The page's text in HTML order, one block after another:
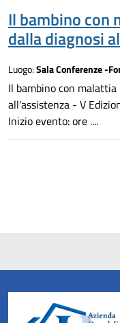
Il bambino con
dalla diagnosi
Luogo:Sala Conferenze -
Il bambino con
all'assistenza - V
Inizio evento: ore ....